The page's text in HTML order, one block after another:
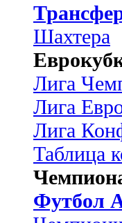
Шахтера
Лига
Лига
Лига
Таблица
Футбол